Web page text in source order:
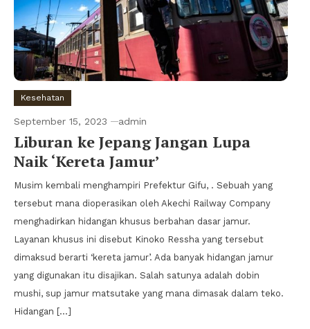
Kesehatan
September 15, 2023 admin
Liburan ke Jepang Jangan Lupa
Naik ‘Kereta Jamur’
Musim kembali menghampiri Prefektur Gifu, . Sebuah yang
tersebut mana dioperasikan oleh Akechi Railway Company
menghadirkan hidangan khusus berbahan dasar jamur.
Layanan khusus ini disebut Kinoko Ressha yang tersebut
dimaksud berarti ‘kereta jamur’. Ada banyak hidangan jamur
yang digunakan itu disajikan. Salah satunya adalah dobin
mushi, sup jamur matsutake yang mana dimasak dalam teko.
Hidangan […]